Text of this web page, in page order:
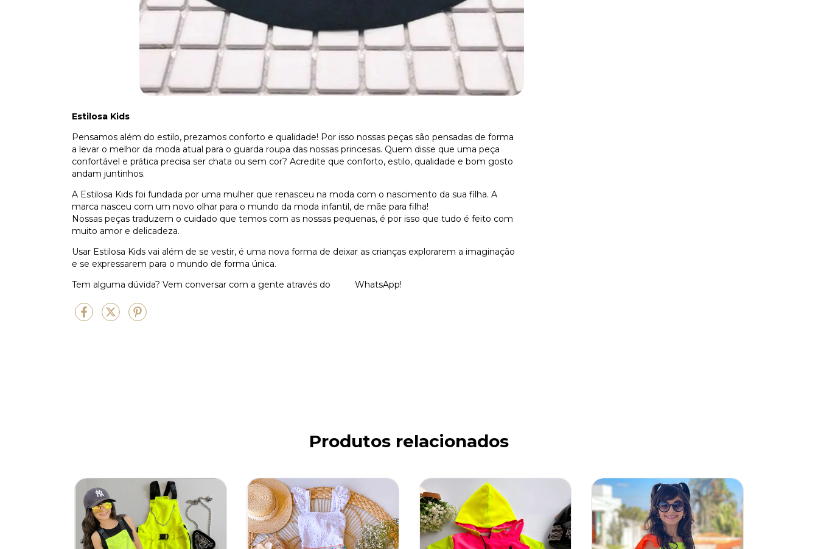
Estilosa Kids
Pensamos além do estilo, prezamos conforto e qualidade! Por isso nossas peças são pensadas de forma
a levar o melhor da moda atual para o guarda roupa das nossas princesas. Quem disse que uma peça
confortável e prática precisa ser chata ou sem cor? Acredite que conforto, estilo, qualidade e bom gosto
andam juntinhos.
A Estilosa Kids foi fundada por uma mulher que renasceu na moda com o nascimento da sua filha. A
marca nasceu com um novo olhar para o mundo da moda infantil, de mãe para filha!
Nossas peças traduzem o cuidado que temos com as nossas pequenas, é por isso que tudo é feito com
muito amor e delicadeza.
Usar Estilosa Kids vai além de se vestir, é uma nova forma de deixar as crianças explorarem a imaginação
e se expressarem para o mundo de forma única.
Tem alguma dúvida? Vem conversar com a gente através do WhatsApp!
Produtos relacionados